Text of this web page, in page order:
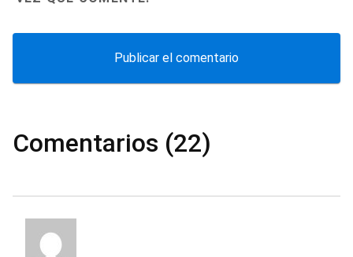
Comentarios (22)